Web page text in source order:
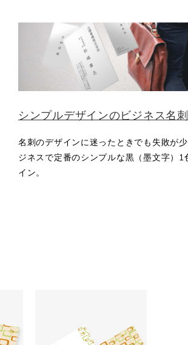
シンプルデザインのビジネス名刺
名刺のデザインに迷ったときでも失敗が
ジネスで定番のシンプルな黒（墨文字）1
イン。